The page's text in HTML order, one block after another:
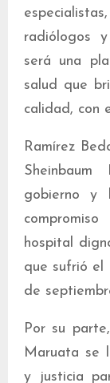
radiólogos
será una
salud que
calidad, con
Ramírez
gobierno y
hospital
que sufrió el
de
Por su
Maruata se
y justicia